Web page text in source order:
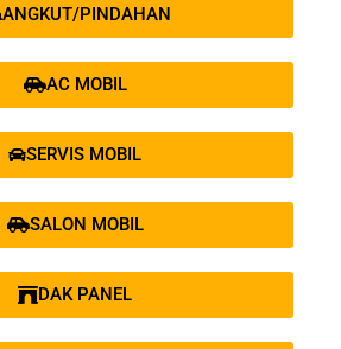
ANGKUT/PINDAHAN
AC MOBIL
SERVIS MOBIL
SALON MOBIL
DAK PANEL